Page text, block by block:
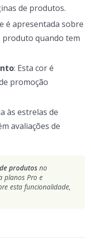
de produtos.
é apresentada sobre
produto quando tem
: Esta cor é
promoção
às estrelas de
avaliações de
produtos no
planos Pro e
esta funcionalidade,